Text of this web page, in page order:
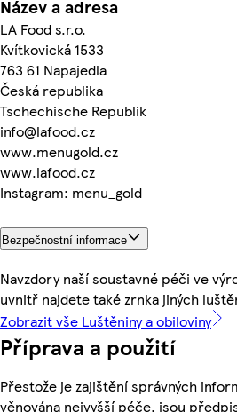
Název a adresa
LA Food s.r.o.
Kvítkovická 1533
763 61 Napajedla
Česká republika
Tschechische Republik
info@lafood.cz
www.menugold.cz
www.lafood.cz
Instagram: menu_gold
Bezpečnostní informace
Navzdory naší soustavné péči ve
uvnitř najdete také zrnka jiných
Zobrazit vše Luštěniny a obiloviny
Příprava a použití
Přestože je zajištění správných
věnována nejvyšší péče, jsou